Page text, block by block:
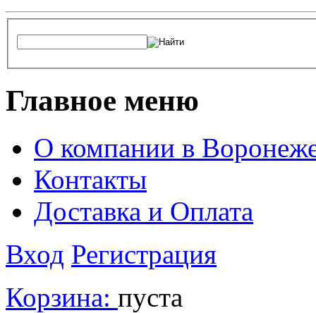
Главное меню
О компании в
Контакты
Доставка и Оплата
Вход Регистрация
Корзина: пуста